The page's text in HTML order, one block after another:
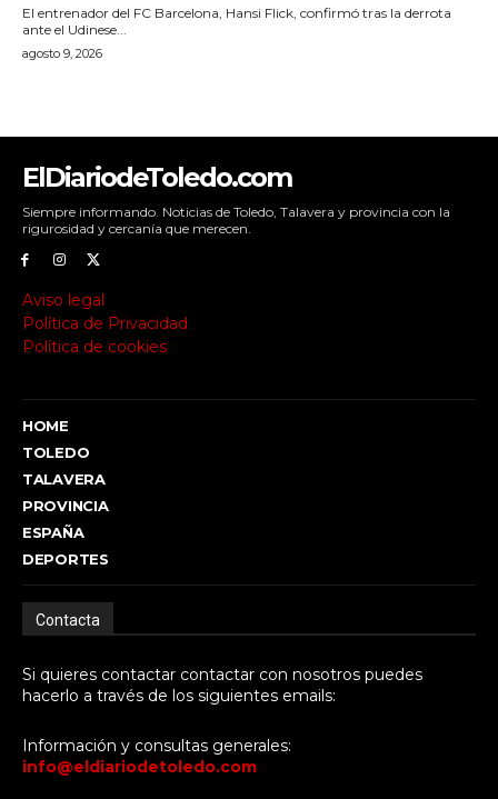
ElDiariodeToledo.com
Siempre informando. Noticias de Toledo, Talavera y provincia con la
rigurosidad y cercanía que merecen.
Aviso legal
Política de Privacidad
Política de cookies
HOME
TOLEDO
TALAVERA
PROVINCIA
ESPAÑA
DEPORTES
Contacta
Si quieres contactar contactar con nosotros puedes
hacerlo a través de los siguientes emails:
Información y consultas generales:
info@eldiariodetoledo.com